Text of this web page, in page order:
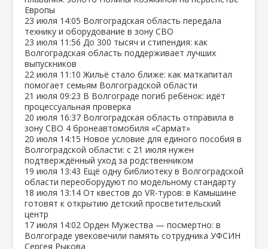
Европы
23 июля 14:05 Волгоградская область передала
технику и оборудование в зону СВО
23 июля 11:56 До 300 тысяч и стипендия: как
Волгоградская область поддерживает лучших
выпускников
22 июля 11:10 Жильё стало ближе: как маткапитал
помогает семьям Волгоградской области
21 июля 09:23 В Волгограде погиб ребёнок: идёт
процессуальная проверка
20 июля 16:37 Волгоградская область отправила в
зону СВО 4 бронеавтомобиля «Сармат»
20 июля 14:15 Новое условие для единого пособия в
Волгоградской области: с 21 июля нужен
подтверждённый уход за родственником
19 июля 13:43 Ещё одну библиотеку в Волгоградской
области переоборудуют по модельному стандарту
18 июля 13:14 От квестов до VR‑туров: в Камышине
готовят к открытию детский просветительский
центр
17 июля 14:02 Орден Мужества — посмертно: в
Волгограде увековечили память сотрудника УФСИН
Сергея Рыкова